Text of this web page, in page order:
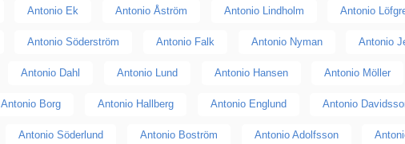
Antonio Ek Antonio Åström Antonio Lindholm Antonio
Antonio Söderström Antonio Falk Antonio Nyman Antonio
Antonio Dahl Antonio Lund Antonio Hansen Antonio Möller
Antonio Borg Antonio Hallberg Antonio Englund Antonio
Antonio Söderlund Antonio Boström Antonio Adolfsson